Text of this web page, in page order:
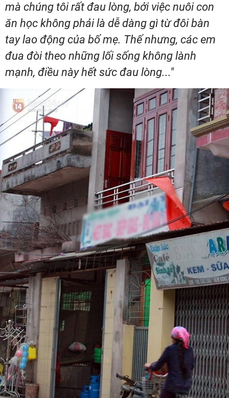
mà chúng tôi rất đau lòng, bởi việc nuôi con
ăn học không phải là dễ dàng gì từ đôi bàn
tay lao động của bố mẹ. Thế nhưng, các em
đua đòi theo những lối sống không lành
mạnh, điều này hết sức đau lòng..."